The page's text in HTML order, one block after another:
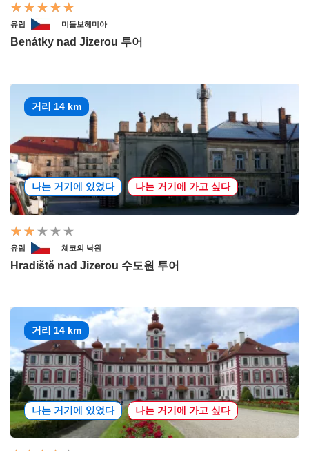
유럽 미들보헤미아
Benátky nad Jizerou 투어
거리 14 km
나는 거기에 있었다 나는 거기에 가고 싶다
유럽 체코의 낙원
Hradiště nad Jizerou 수도원 투어
거리 14 km
나는 거기에 있었다 나는 거기에 가고 싶다